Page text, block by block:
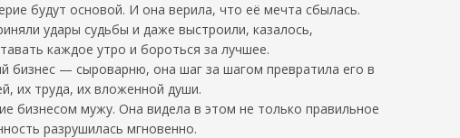
будут основой. И она верила, что её мечта сбылась.
удары судьбы и даже выстроили, казалось,
каждое утро и бороться за лучшее.
бизнес — сыроварню, она шаг за шагом превратила его в
их труда, их вложенной души.
бизнесом мужу. Она видела в этом не только правильное
разрушилась мгновенно.